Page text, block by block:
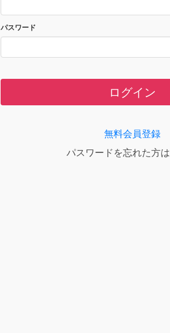
パスワード
ログイン
無料会員登録
パスワードを忘れた方は